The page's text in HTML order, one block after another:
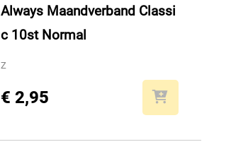
Always Maandverband Classi
c 10st Normal
Z
€ 2,95